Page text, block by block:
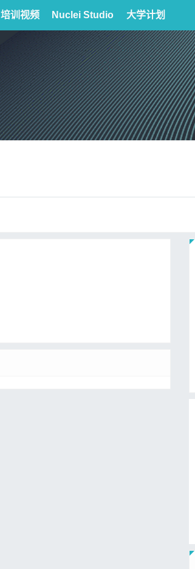
培训视频 Nuclei Studio 大学计划